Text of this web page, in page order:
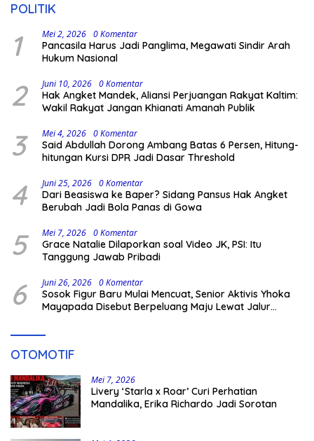
POLITIK
1 Mei 2, 2026 0 Komentar
Pancasila Harus Jadi Panglima, Megawati Sindir Arah
Hukum Nasional
2 Juni 10, 2026 0 Komentar
Hak Angket Mandek, Aliansi Perjuangan Rakyat Kaltim:
Wakil Rakyat Jangan Khianati Amanah Publik
3 Mei 4, 2026 0 Komentar
Said Abdullah Dorong Ambang Batas 6 Persen, Hitung-
hitungan Kursi DPR Jadi Dasar Threshold
4 Juni 25, 2026 0 Komentar
Dari Beasiswa ke Baper? Sidang Pansus Hak Angket
Berubah Jadi Bola Panas di Gowa
5 Mei 7, 2026 0 Komentar
Grace Natalie Dilaporkan soal Video JK, PSI: Itu
Tanggung Jawab Pribadi
6 Juni 26, 2026 0 Komentar
Sosok Figur Baru Mulai Mencuat, Senior Aktivis Yhoka
Mayapada Disebut Berpeluang Maju Lewat Jalur
OTOMOTIF
Mei 7, 2026
Livery ‘Starla x Roar’ Curi Perhatian
Mandalika, Erika Richardo Jadi Sorotan